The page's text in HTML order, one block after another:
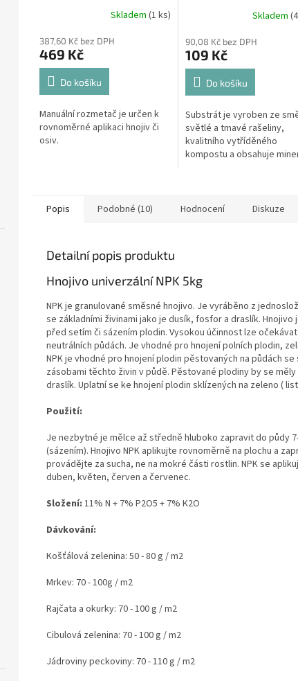
Skladem (1 ks)
387,60 Kč bez DPH
469 Kč
Do košíku
Manuální rozmetač je určen k
rovnoměrné aplikaci hnojiv či
osiv.
Skladem
90,08 Kč bez DPH
109 Kč
Do košíku
Substrát je vyroben ze
světlé a tmavé rašeliny,
kvalitního vytříděného
kompostu a obsahuje
Popis Podobné (10) Hodnocení Diskuze
Detailní popis produktu
Hnojivo univerzální NPK 5kg
NPK je granulované směsné hnojivo. Je vyráběno z
se základními živinami jako je dusík, fosfor a draslík. Hnojivo
před setím či sázením plodin. Vysokou účinnost lze
neutrálních půdách. Je vhodné pro hnojení polních plodin,
NPK je vhodné pro hnojení plodin pěstovaných na půdách
zásobami těchto živin v půdě. Pěstované plodiny by se
draslík. Uplatní se ke hnojení plodin sklízených na zeleno (
Použití:
Je nezbytné je mělce až středně hluboko zapravit do půdy
(sázením). Hnojivo NPK aplikujte rovnoměrně na plochu a
provádějte za sucha, ne na mokré části rostlin. NPK se
duben, květen, červen a červenec.
Složení: 11% N + 7% P2O5 + 7% K2O
Dávkování:
Košťálová zelenina: 50 - 80 g / m2
Mrkev: 70 - 100g / m2
Rajčata a okurky: 70 - 100 g / m2
Cibulová zelenina: 70 - 100 g / m2
Jádroviny peckoviny: 70 - 110 g / m2